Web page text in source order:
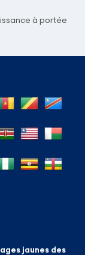
à portée
jaunes des